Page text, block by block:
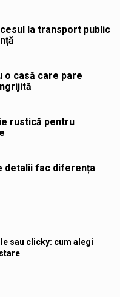
la transport public
o casă care pare
rustică pentru
detalii fac diferența
sau clicky: cum alegi